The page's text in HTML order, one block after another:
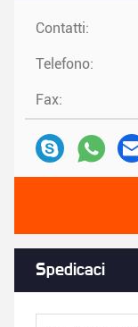
Contatti:
Telefono:
Fax:
Spedicaci